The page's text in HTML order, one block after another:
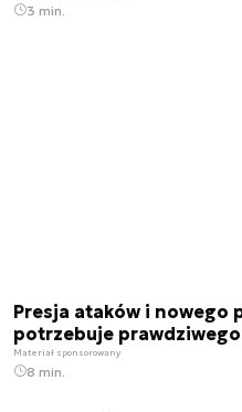
3 min.
Presja ataków i nowego
potrzebuje
Materiał sponsorowany
8 min.